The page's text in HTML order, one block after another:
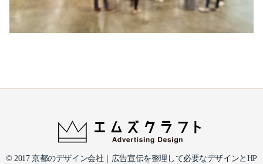
© 2017 京都のデザイン会社｜広告宣伝を整理して必要なデザインとHP